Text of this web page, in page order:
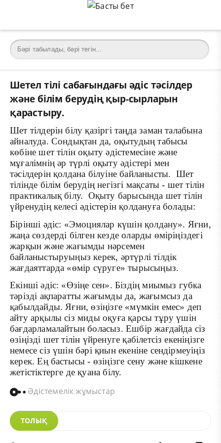
Шетел тілі сабағындағы әдіс тәсілдер
және білім берудің қыр-сырларын
қарастыру.
Шет тілдерін білу қазіргі таңда заман талабына
айналуда. Сондықтан да, оқытудың табысы
көбіне шет тілін оқыту әдістемесіне және
мұғалімнің әр түрлі оқыту әдістері мен
тәсілдерін қолдана білуіне байланысты. Шет
тілінде білім берудің негізгі мақсаты - шет тілін
практикалық білу. Оқыту барысында шет тілін
үйренудің келесі әдістерін қолдануға болады:
Бірінші әдіс: «Эмоциялар күшін қолдану». Яғни,
жаңа сөздерді білген кезде оларды өміріңіздегі
жарқын және жағымды нәрсемен
байланыстыруыңыз керек, әртүрлі тілдік
жағдаяттарда «өмір сүруге» тырысыңыз.
Екінші әдіс: «Өзіңе сен». Біздің миымыз губка
тәрізді ақпаратты жағымды да, жағымсыз да
қабылдайды. Яғни, өзіңізге «мүмкін емес» деп
айту арқылы сіз миды оқуға қарсы тұру үшін
бағдарламалайтын боласыз. Ешбір жағдайда сіз
өзіңізді шет тілін үйренуге қабілетсіз екеніңізге
немесе сіз үшін бәрі қиын екеніне сендірмеуіңіз
керек. Ең бастысы - өзіңізге сену және кішкене
жетістіктерге де қуана білу.
Әдістемелік жұмыстар
ТОЛЫҚ